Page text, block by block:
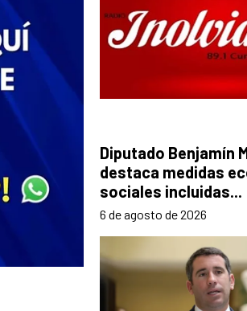
Diputado Benjamín
destaca medidas
sociales incluidas...
6 de agosto de 2026